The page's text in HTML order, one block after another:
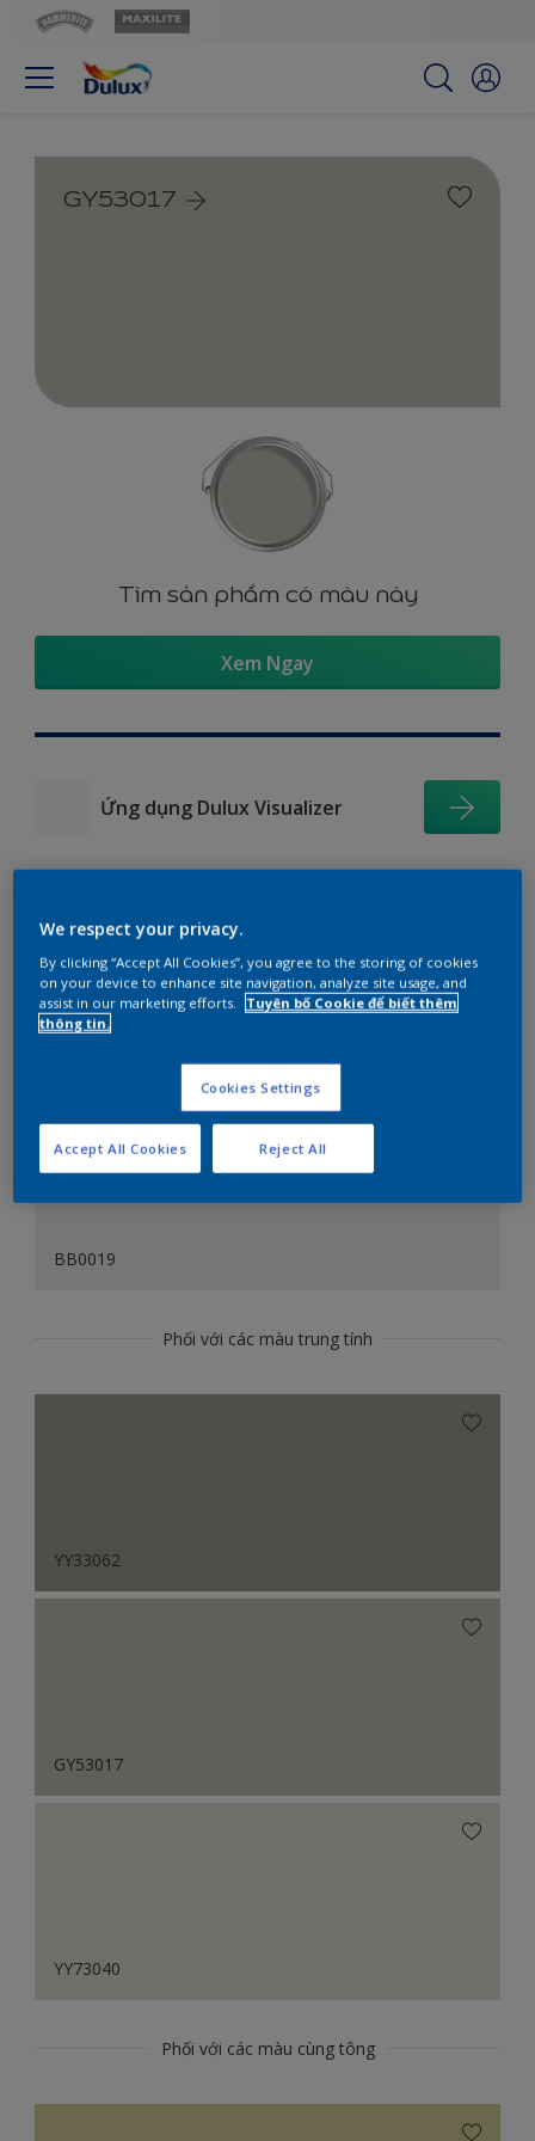
GY53017
Tìm sản phẩm có màu này
Xem Ngay
Ứng dụng Dulux Visualizer
Gợi ý phối màu
BB0019
Phối với các màu trung tính
YY33062
GY53017
YY73040
Phối với các màu cùng tông
We respect your privacy.
By clicking “Accept All Cookies”, you agree to the storing of cookies
on your device to enhance site navigation, analyze site usage, and
assist in our marketing efforts.
Tuyên bố Cookie để biết thêm
thông tin.
Cookies Settings
Reject All
Accept All Cookies